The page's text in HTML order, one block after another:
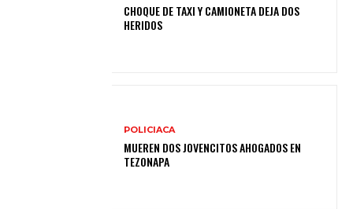
CHOQUE DE TAXI Y CAMIONETA DEJA DOS
HERIDOS
POLICIACA
MUEREN DOS JOVENCITOS AHOGADOS EN
TEZONAPA